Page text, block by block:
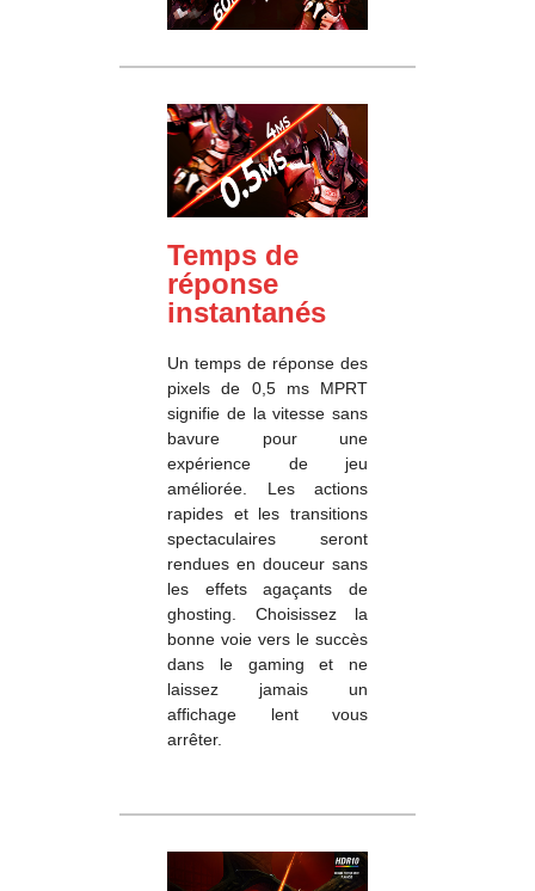
Temps de
réponse
instantanés
Un temps de réponse des
pixels de 0,5 ms MPRT
signifie de la vitesse sans
bavure pour une
expérience de jeu
améliorée. Les actions
rapides et les transitions
spectaculaires seront
rendues en douceur sans
les effets agaçants de
ghosting. Choisissez la
bonne voie vers le succès
dans le gaming et ne
laissez jamais un
affichage lent vous
arrêter.